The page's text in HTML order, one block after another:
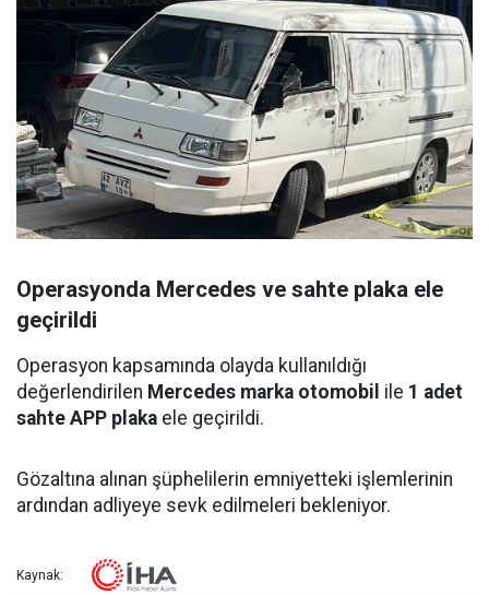
Operasyonda Mercedes ve sahte plaka ele
geçirildi
Operasyon kapsamında olayda kullanıldığı
değerlendirilen Mercedes marka otomobil ile 1 adet
sahte APP plaka ele geçirildi.
Gözaltına alınan şüphelilerin emniyetteki işlemlerinin
ardından adliyeye sevk edilmeleri bekleniyor.
Kaynak: